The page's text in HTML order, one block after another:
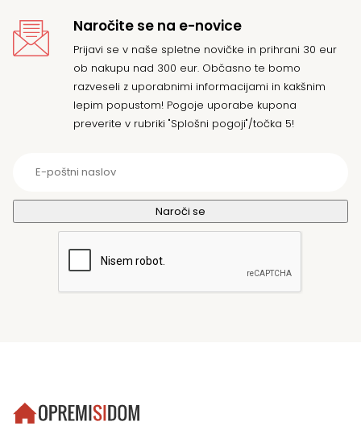
Naročite se na e-novice
Prijavi se v naše spletne novičke in prihrani 30 eur
ob nakupu nad 300 eur. Občasno te bomo
razveseli z uporabnimi informacijami in kakšnim
lepim popustom! Pogoje uporabe kupona
preverite v rubriki "Splošni pogoji"/točka 5!